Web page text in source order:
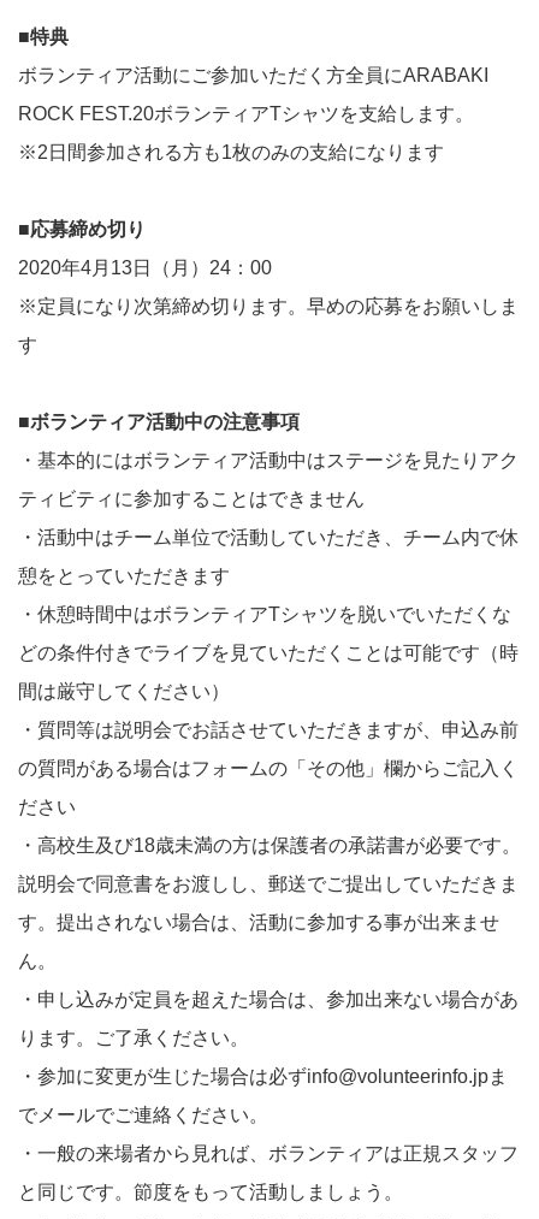
■特典
ボランティア活動にご参加いただく方全員にARABAKI
ROCK FEST.20ボランティアTシャツを支給します。
※2日間参加される方も1枚のみの支給になります
■応募締め切り
2020年4月13日（月）24：00
※定員になり次第締め切ります。早めの応募をお願いしま
す
■ボランティア活動中の注意事項
・基本的にはボランティア活動中はステージを見たりアク
ティビティに参加することはできません
・活動中はチーム単位で活動していただき、チーム内で休
憩をとっていただきます
・休憩時間中はボランティアTシャツを脱いでいただくな
どの条件付きでライブを見ていただくことは可能です（時
間は厳守してください）
・質問等は説明会でお話させていただきますが、申込み前
の質問がある場合はフォームの「その他」欄からご記入く
ださい
・高校生及び18歳未満の方は保護者の承諾書が必要です。
説明会で同意書をお渡しし、郵送でご提出していただきま
す。提出されない場合は、活動に参加する事が出来ませ
ん。
・申し込みが定員を超えた場合は、参加出来ない場合があ
ります。ご了承ください。
・参加に変更が生じた場合は必ずinfo@volunteerinfo.jpま
でメールでご連絡ください。
・一般の来場者から見れば、ボランティアは正規スタッフ
と同じです。節度をもって活動しましょう。